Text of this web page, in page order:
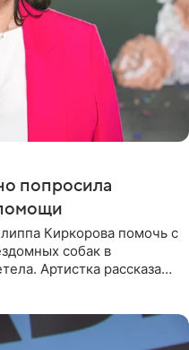
попросила
Киркорова помочь с
собак в
Артистка рассказала